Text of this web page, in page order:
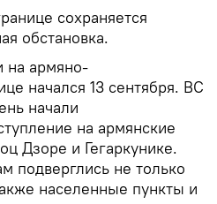
сохраняется
обстановка.
на армяно-
начался 13 сентября. ВС
начали
на армянские
Дзоре и Гегаркунике.
подверглись не только
населенные пункты и